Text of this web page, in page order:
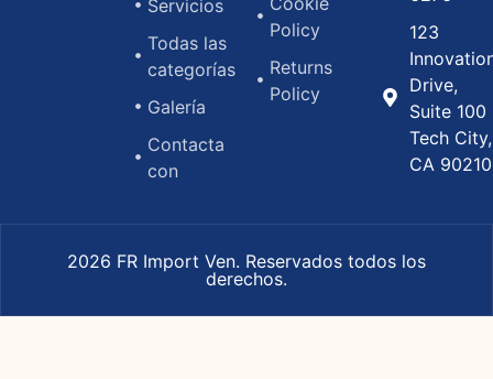
Servicios
Todas las
categorías
Galería
Contacta
con
Policy
Returns
Policy
123
Drive,
Suite 100
Tech City,
CA 90210
2026 FR Import Ven. Reservados todos los
derechos.